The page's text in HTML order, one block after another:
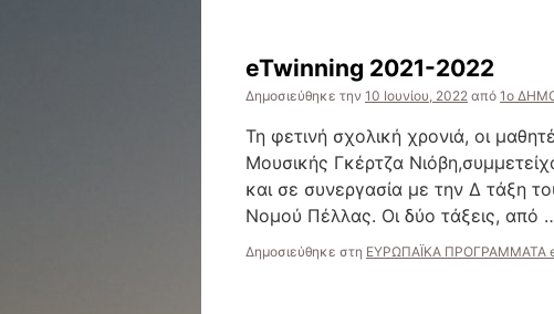
eTwinning 2021-2022
Δημοσιεύθηκε την 10 Ιουνίου, 2022 από 1ο
Τη φετινή σχολική χρονιά, οι
Μουσικής Γκέρτζα
και σε συνεργασία με την Δ τάξη
Νομού Πέλλας. Οι δύο τάξεις, από
Δημοσιεύθηκε στη ΕΥΡΩΠΑΪΚΑ ΠΡΟΓΡΑΜΜΑΤΑ